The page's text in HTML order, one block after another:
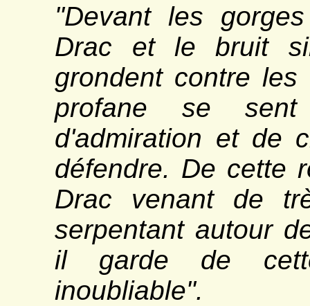
"Devant les
Drac et le bruit
grondent contre
profane se
d'admiration et de
défendre. De cette
Drac venant de
serpentant autour
il garde de
inoubliable".